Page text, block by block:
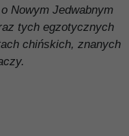
Nowym Jedwabnym
tych egzotycznych
chińskich, znanych